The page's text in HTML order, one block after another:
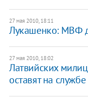
27 мая 2010, 18:11
Лукашенко: МВФ
27 мая 2010, 18:02
Латвийских
оставят на службе